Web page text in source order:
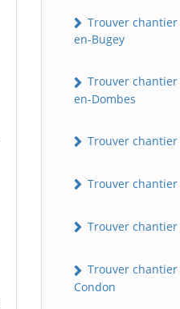
Trouver
en-Bugey
Trouver
en-Dombes
Trouver
Trouver
Trouver
Trouver
Condon